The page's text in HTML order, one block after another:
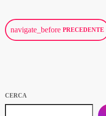
navigate_before PRECEDENTE
CERCA